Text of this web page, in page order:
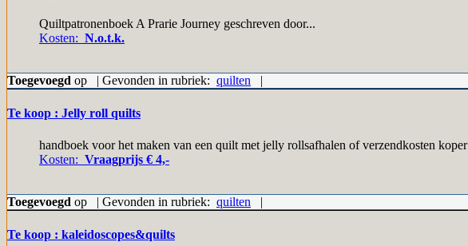
Quiltpatronenboek A Prarie Journey geschreven door...
Kosten: N.o.t.k.
Toegevoegd op | Gevonden in rubriek: quilten |
Te koop : Jelly roll quilts
handboek voor het maken van een quilt met jelly rollsafhalen of verzendkosten koper
Kosten: Vraagprijs € 4,-
Toegevoegd op | Gevonden in rubriek: quilten |
Te koop : kaleidoscopes&quilts